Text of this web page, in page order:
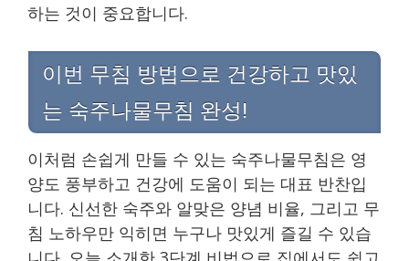
하는 것이 중요합니다.
이번 무침 방법으로 건강하고 맛있
는 숙주나물무침 완성!
이처럼 손쉽게 만들 수 있는 숙주나물무침은 영
양도 풍부하고 건강에 도움이 되는 대표 반찬입
니다. 신선한 숙주와 알맞은 양념 비율, 그리고 무
침 노하우만 익히면 누구나 맛있게 즐길 수 있습